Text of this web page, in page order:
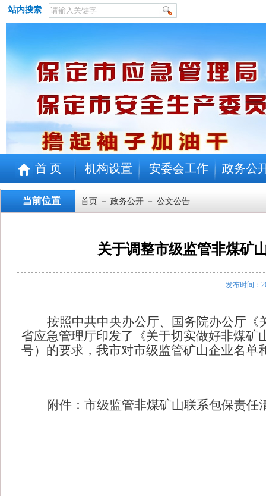
站内搜索
首 页 机构设置 安委会工作 政务公
当前位置 首页 － 政务公开 － 公文公告
关于调整市级监管非煤矿
发布时间：
按照中共中央办公厅、国务院办公厅
省应急管理厅印发了《关于切实做好非煤
号）的要求，我市对市级监管矿山企业名单
附件：市级监管非煤矿山联系包保责任